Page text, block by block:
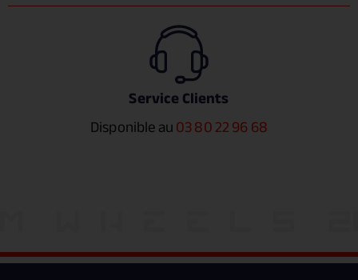
Service Clients
Disponible au03 80 22 96 68